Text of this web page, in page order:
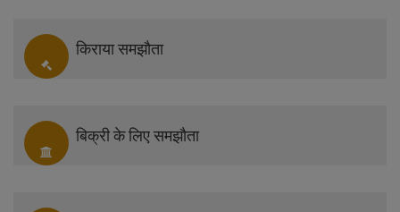
किराया समझौता
बिक्री के लिए समझौता